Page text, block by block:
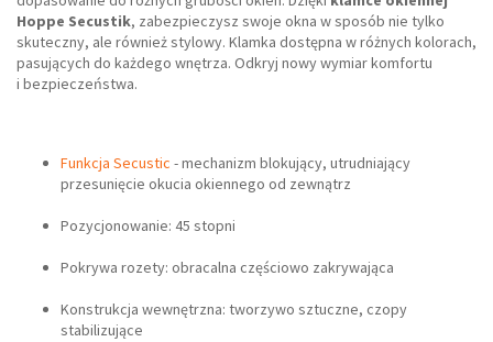
Hoppe Secustik, zabezpieczysz swoje okna w sposób nie tylko
skuteczny, ale również stylowy. Klamka dostępna w różnych kolorach,
pasujących do każdego wnętrza. Odkryj nowy wymiar komfortu
i bezpieczeństwa.
Funkcja Secustic - mechanizm blokujący, utrudniający
przesunięcie okucia okiennego od zewnątrz
Pozycjonowanie: 45 stopni
Pokrywa rozety: obracalna częściowo zakrywająca
Konstrukcja wewnętrzna: tworzywo sztuczne, czopy
stabilizujące